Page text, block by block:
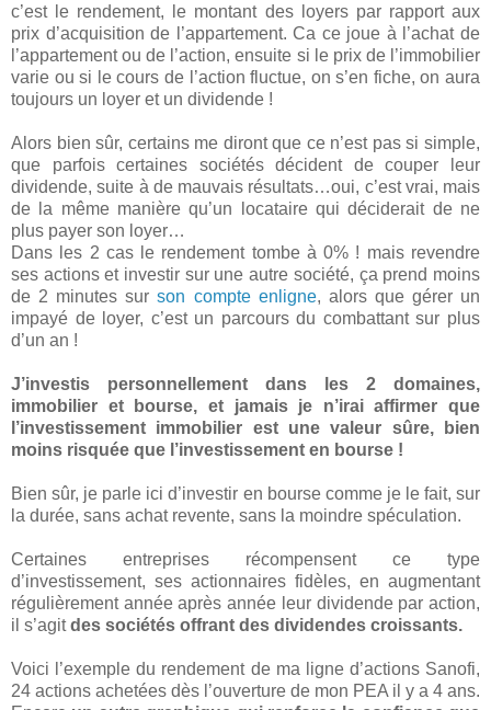
c’est le rendement, le montant des loyers par rapport aux
prix d’acquisition de l’appartement. Ca ce joue à l’achat de
l’appartement ou de l’action, ensuite si le prix de l’immobilier
varie ou si le cours de l’action fluctue, on s’en fiche, on aura
toujours un loyer et un dividende !
Alors bien sûr, certains me diront que ce n’est pas si simple,
que parfois certaines sociétés décident de couper leur
dividende, suite à de mauvais résultats…oui, c’est vrai, mais
de la même manière qu’un locataire qui déciderait de ne
plus payer son loyer…
Dans les 2 cas le rendement tombe à 0% ! mais revendre
ses actions et investir sur une autre société, ça prend moins
de 2 minutes surson compte enligne, alors que gérer un
impayé de loyer, c’est un parcours du combattant sur plus
d’un an !
J’investis personnellement dans les 2 domaines,
immobilier et bourse, et jamais je n’irai affirmer que
l’investissement immobilier est une valeur sûre, bien
moins risquée que l’investissement en bourse !
Bien sûr, je parle ici d’investir en bourse comme je le fait, sur
la durée, sans achat revente, sans la moindre spéculation.
Certaines entreprises récompensent ce type
d’investissement, ses actionnaires fidèles, en augmentant
régulièrement année après année leur dividende par action,
il s’agitdes sociétés offrant des dividendes croissants.
Voici l’exemple du rendement de ma ligne d’actions Sanofi,
24 actions achetées dès l’ouverture de mon PEA il y a 4 ans.